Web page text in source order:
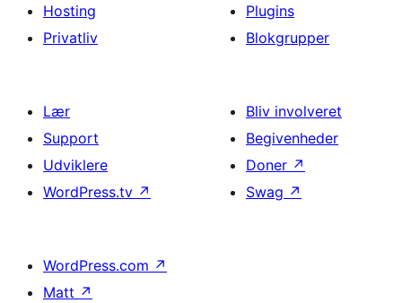
Hosting
Privatliv
Plugins
Blokgrupper
Lær
Support
Udviklere
WordPress.tv ↗
Bliv involveret
Begivenheder
Doner ↗
Swag ↗
WordPress.com ↗
Matt ↗